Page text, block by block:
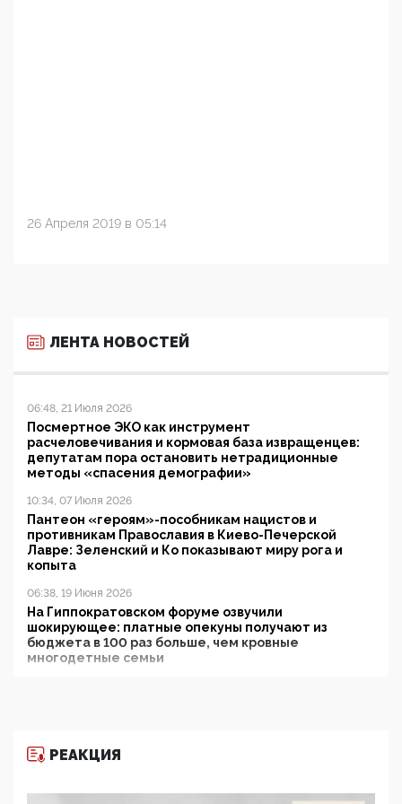
26 Апреля 2019 в 05:14
ЛЕНТА НОВОСТЕЙ
06:48, 21 Июля 2026
Посмертное ЭКО как инструмент
расчеловечивания и кормовая база извращенцев:
депутатам пора остановить нетрадиционные
методы «спасения демографии»
10:34, 07 Июля 2026
Пантеон «героям»-пособникам нацистов и
противникам Православия в Киево-Печерской
Лавре: Зеленский и Ко показывают миру рога и
копыта
06:38, 19 Июня 2026
На Гиппократовском форуме озвучили
шокирующее: платные опекуны получают из
бюджета в 100 раз больше, чем кровные
многодетные семьи
11:53, 09 Июня 2026
деятельность ИИТО ЮНЕСКО в России, но
РЕАКЦИЯ